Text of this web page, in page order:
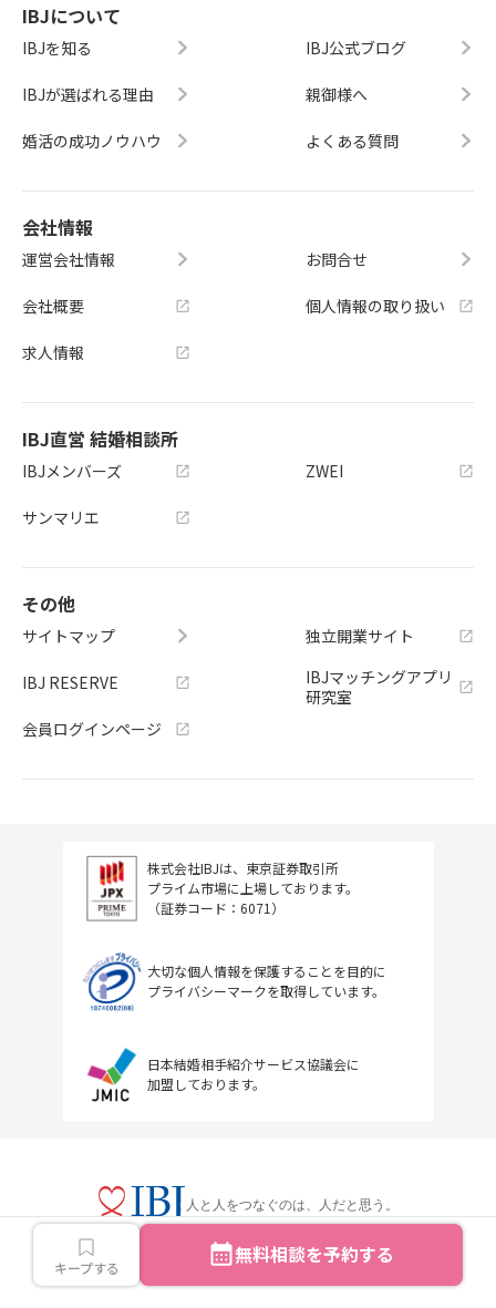
キープする 無料相談を予約する
IBJについて
IBJを知る
IBJが選ばれる理由
婚活の成功ノウハウ
IBJ公式ブログ
親御様へ
よくある質問
会社情報
運営会社情報
会社概要
求人情報
お問合せ
個人情報の取り扱い
IBJ直営 結婚相談所
IBJメンバーズ
サンマリエ
ZWEI
その他
サイトマップ
IBJ RESERVE
会員ログインページ
独立開業サイト
IBJマッチングアプリ
研究室
株式会社IBJは、東京証券取引所
プライム市場に上場しております。
（証券コード：6071）
大切な個人情報を保護することを目的に
プライバシーマークを取得しています。
日本結婚相手紹介サービス協議会に
加盟しております。
人と人をつなぐのは、人だと思う。